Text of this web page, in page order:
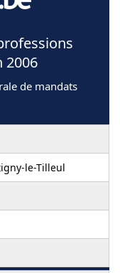
2006
de mandats
le-Tilleul